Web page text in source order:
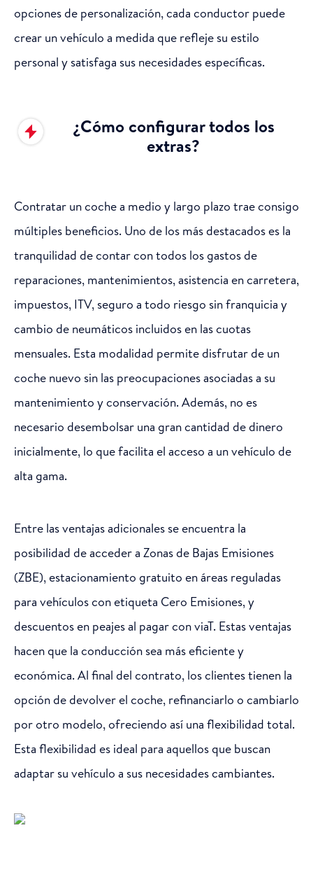
opciones de personalización, cada conductor puede
crear un vehículo a medida que refleje su estilo
personal y satisfaga sus necesidades específicas.
¿Cómo configurar todos los
extras?
Contratar un coche a medio y largo plazo trae consigo
múltiples beneficios. Uno de los más destacados es la
tranquilidad de contar con todos los gastos de
reparaciones, mantenimientos, asistencia en carretera,
impuestos, ITV, seguro a todo riesgo sin franquicia y
cambio de neumáticos incluidos en las cuotas
mensuales. Esta modalidad permite disfrutar de un
coche nuevo sin las preocupaciones asociadas a su
mantenimiento y conservación. Además, no es
necesario desembolsar una gran cantidad de dinero
inicialmente, lo que facilita el acceso a un vehículo de
alta gama.
Entre las ventajas adicionales se encuentra la
posibilidad de acceder a Zonas de Bajas Emisiones
(ZBE), estacionamiento gratuito en áreas reguladas
para vehículos con etiqueta Cero Emisiones, y
descuentos en peajes al pagar con viaT. Estas ventajas
hacen que la conducción sea más eficiente y
económica. Al final del contrato, los clientes tienen la
opción de devolver el coche, refinanciarlo o cambiarlo
por otro modelo, ofreciendo así una flexibilidad total.
Esta flexibilidad es ideal para aquellos que buscan
adaptar su vehículo a sus necesidades cambiantes.